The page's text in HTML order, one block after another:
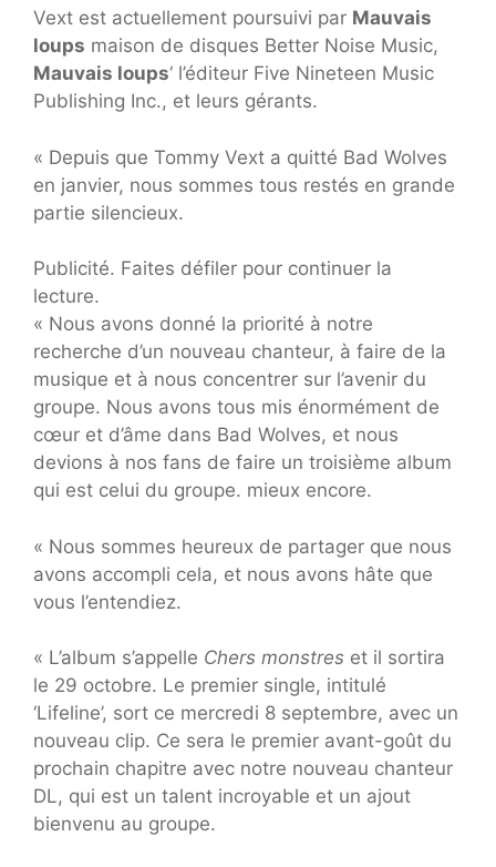
Vext est actuellement poursuivi par Mauvais
loups maison de disques Better Noise Music,
Mauvais loups‘ l’éditeur Five Nineteen Music
Publishing Inc., et leurs gérants.
« Depuis que Tommy Vext a quitté Bad Wolves
en janvier, nous sommes tous restés en grande
partie silencieux.
Publicité. Faites défiler pour continuer la
lecture.
« Nous avons donné la priorité à notre
recherche d’un nouveau chanteur, à faire de la
musique et à nous concentrer sur l’avenir du
groupe. Nous avons tous mis énormément de
cœur et d’âme dans Bad Wolves, et nous
devions à nos fans de faire un troisième album
qui est celui du groupe. mieux encore.
« Nous sommes heureux de partager que nous
avons accompli cela, et nous avons hâte que
vous l’entendiez.
« L’album s’appelle Chers monstres et il sortira
le 29 octobre. Le premier single, intitulé
‘Lifeline’, sort ce mercredi 8 septembre, avec un
nouveau clip. Ce sera le premier avant-goût du
prochain chapitre avec notre nouveau chanteur
DL, qui est un talent incroyable et un ajout
bienvenu au groupe.